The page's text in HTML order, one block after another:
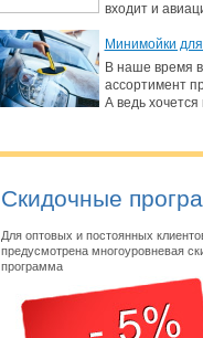
входит и
Минимойки
В наше время
ассортимент
А ведь
Скидочные
Для оптовых и постоянных
предусмотрена многоуровневая
программа